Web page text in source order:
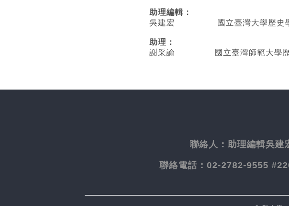
助理編輯：
吳建宏 國立臺灣大學歷史學
助理：
謝采諭
國立臺灣師範大學
聯絡人： 助理編輯吳
聯絡電話： 02-2782-9555